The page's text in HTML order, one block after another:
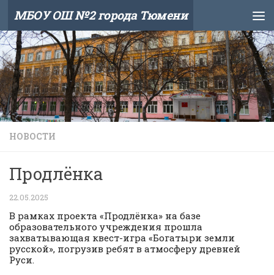
Skip to content
МБОУ ОШ №2 города Тюмени
НОВОСТИ
Продлёнка
22.05.2025
В рамках проекта «Продлёнка» на базе
образовательного учреждения прошла
захватывающая квест-игра «Богатыри земли
русской», погрузив ребят в атмосферу древней
Руси.